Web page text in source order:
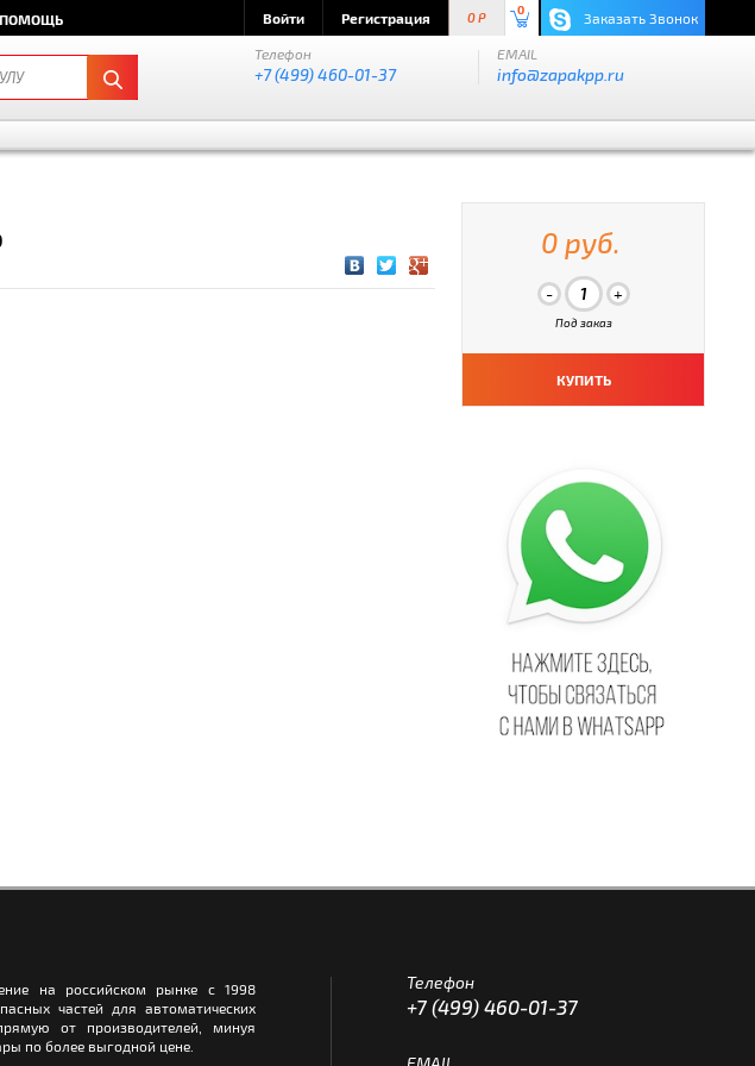
ПОМОЩЬ Войти Регистрация 0 P
0 Заказать Звонок
Телефон
+7 (499) 460-01-37
EMAIL
info@zapakpp.ru
0 руб.
Под заказ
КУПИТЬ
на российском рынке с 1998
частей для автоматических
от производителей, минуя
по более выгодной цене.
Телефон
+7 (499) 460-01-37